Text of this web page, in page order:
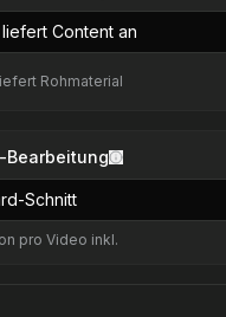
Content an
Rohmaterial
Bearbeitung
Schnitt
pro Video inkl.